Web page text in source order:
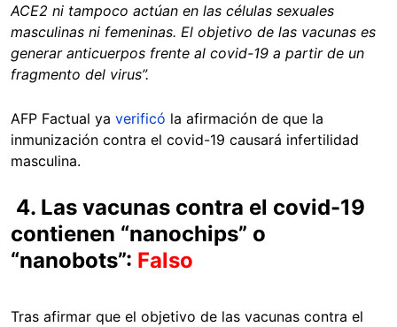
ACE2 ni tampoco actúan en las células sexuales
masculinas ni femeninas. El objetivo de las vacunas es
generar anticuerpos frente al covid-19 a partir de un
fragmento del virus”.
AFP Factual ya verificó la afirmación de que la
inmunización contra el covid-19 causará infertilidad
masculina.
4. Las vacunas contra el covid-19
contienen “nanochips” o
“nanobots”: Falso
Tras afirmar que el objetivo de las vacunas contra el